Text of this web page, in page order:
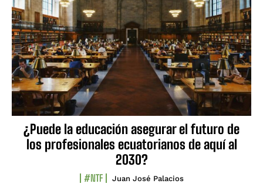
¿Puede la educación asegurar el futuro de
los profesionales ecuatorianos de aquí al
2030?
#NTF Juan José Palacios